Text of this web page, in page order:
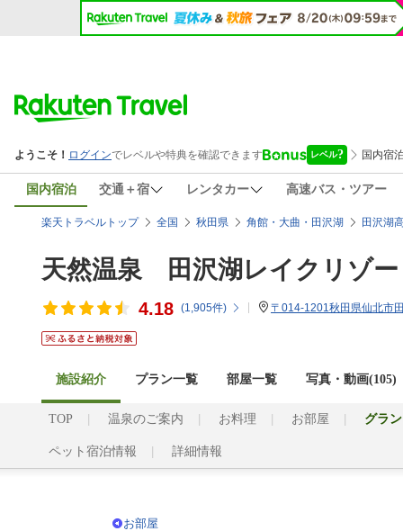
国内宿泊 交通＋宿 レンタカー 高速バス・ツアー
楽天トラベルトップ 全国 秋田県 角館・大曲・田沢湖 田沢湖
天然温泉 田沢湖レイクリゾ
4.18 (1,905件) 〒014-1201秋田県仙北市
施設紹介 プラン一覧 部屋一覧 写真・動画(105)
TOP 温泉のご案内 お料理 お部屋 グラ
ペット宿泊情報 詳細情報
お部屋